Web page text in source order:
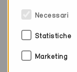
Necessari
Statistiche
Marketing